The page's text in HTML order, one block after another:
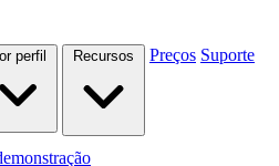
perfil Recursos Preços Suporte